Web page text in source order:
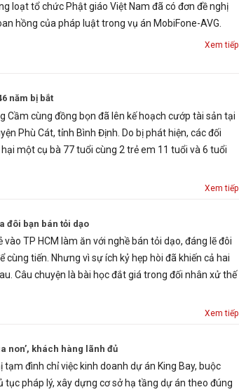
loạt tổ chức Phật giáo Việt Nam đã có đơn đề nghị
hồng của pháp luật trong vụ án MobiFone-AVG.
Xem tiếp
năm bị bắt
Cầm cùng đồng bọn đã lên kế hoạch cướp tài sản tại
Phù Cát, tỉnh Bình Định. Do bị phát hiện, các đối
một cụ bà 77 tuổi cùng 2 trẻ em 11 tuổi và 6 tuổi
Xem tiếp
đôi bạn bán tỏi dạo
TP HCM làm ăn với nghề bán tỏi dạo, đáng lẽ đôi
cùng tiến. Nhưng vì sự ích kỷ hẹp hòi đã khiến cả hai
Câu chuyện là bài học đắt giá trong đối nhân xử thế
Xem tiếp
non’, khách hàng lãnh đủ
đình chỉ việc kinh doanh dự án King Bay, buộc
pháp lý, xây dựng cơ sở hạ tầng dự án theo đúng